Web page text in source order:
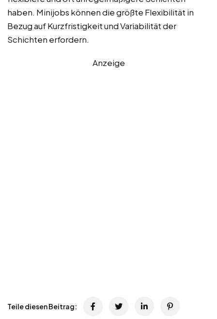
haben. Minijobs können die größte Flexibilität in
Bezug auf Kurzfristigkeit und Variabilität der
Schichten erfordern.
Anzeige
Teile diesen Beitrag: